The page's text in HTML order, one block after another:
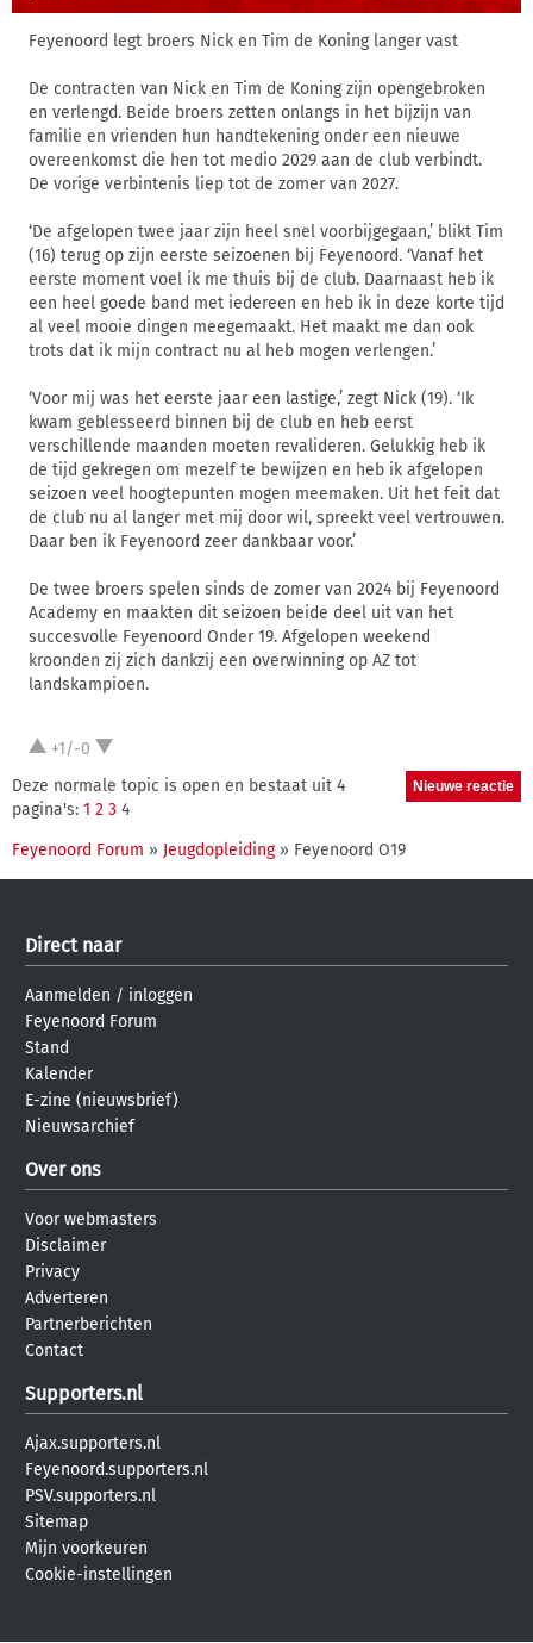
Feyenoord legt broers Nick en Tim de Koning langer vast
De contracten van Nick en Tim de Koning zijn opengebroken
en verlengd. Beide broers zetten onlangs in het bijzijn van
familie en vrienden hun handtekening onder een nieuwe
overeenkomst die hen tot medio 2029 aan de club verbindt.
De vorige verbintenis liep tot de zomer van 2027.
‘De afgelopen twee jaar zijn heel snel voorbijgegaan,’ blikt Tim
(16) terug op zijn eerste seizoenen bij Feyenoord. ‘Vanaf het
eerste moment voel ik me thuis bij de club. Daarnaast heb ik
een heel goede band met iedereen en heb ik in deze korte tijd
al veel mooie dingen meegemaakt. Het maakt me dan ook
trots dat ik mijn contract nu al heb mogen verlengen.’
‘Voor mij was het eerste jaar een lastige,’ zegt Nick (19). ‘Ik
kwam geblesseerd binnen bij de club en heb eerst
verschillende maanden moeten revalideren. Gelukkig heb ik
de tijd gekregen om mezelf te bewijzen en heb ik afgelopen
seizoen veel hoogtepunten mogen meemaken. Uit het feit dat
de club nu al langer met mij door wil, spreekt veel vertrouwen.
Daar ben ik Feyenoord zeer dankbaar voor.’
De twee broers spelen sinds de zomer van 2024 bij Feyenoord
Academy en maakten dit seizoen beide deel uit van het
succesvolle Feyenoord Onder 19. Afgelopen weekend
kroonden zij zich dankzij een overwinning op AZ tot
landskampioen.
+1/-0
Deze normale topic is open en bestaat uit 4
pagina's: 1 2 3 4
Feyenoord Forum » Jeugdopleiding» Feyenoord O19
Direct naar
Aanmelden / inloggen
Feyenoord Forum
Stand
Kalender
E-zine (nieuwsbrief)
Nieuwsarchief
Over ons
Voor webmasters
Disclaimer
Privacy
Adverteren
Partnerberichten
Contact
Supporters.nl
Ajax.supporters.nl
Feyenoord.supporters.nl
PSV.supporters.nl
Sitemap
Mijn voorkeuren
Cookie-instellingen